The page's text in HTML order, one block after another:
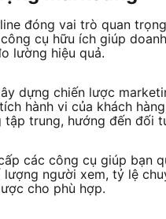
đóng vai trò quan
cụ hữu ích giúp
lường hiệu quả.
dựng chiến lược
hành vi của khách
trung, hướng đến đối
các công cụ giúp bạn
người xem, tỷ lệ
cho phù hợp.